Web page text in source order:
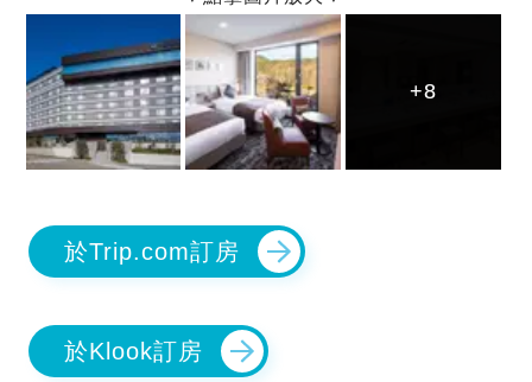
+8
+8
+8
於Trip.com訂房
於Klook訂房